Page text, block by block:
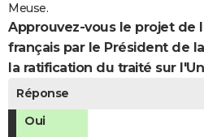
Meuse.
Approuvez-vous le projet de
français par le Président de
la ratification du traité sur
Réponse
Oui